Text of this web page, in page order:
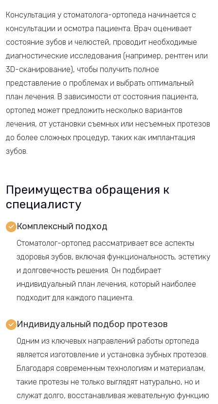
Консультация у стоматолога-ортопеда начинается с
консультации и осмотра пациента. Врач оценивает
состояние зубов и челюстей, проводит необходимые
диагностические исследования (например, рентген или
3D-сканирование), чтобы получить полное
представление о проблемах и выбрать оптимальный
план лечения. В зависимости от состояния пациента,
ортопед может предложить несколько вариантов
лечения, от установки съемных или несъемных протезов
до более сложных процедур, таких как имплантация
зубов.
Преимущества обращения к
специалисту
Комплексный подход
Стоматолог-ортопед рассматривает все аспекты
здоровья зубов, включая функциональность, эстетику
и долговечность решения. Он подбирает
индивидуальный план лечения, который наиболее
подходит для каждого пациента.
Индивидуальный подбор протезов
Одним из ключевых направлений работы ортопеда
является изготовление и установка зубных протезов.
Благодаря современным технологиям и материалам,
такие протезы не только выглядят натурально, но и
служат долго, восстанавливая жевательную функцию